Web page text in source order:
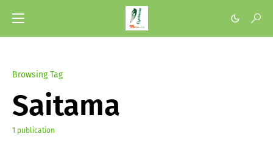
Browsing Tag
Saitama
1 publication